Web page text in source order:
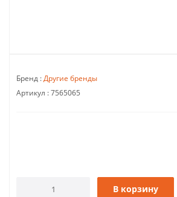
Бренд :Другие бренды
Артикул :7565065
В корзину